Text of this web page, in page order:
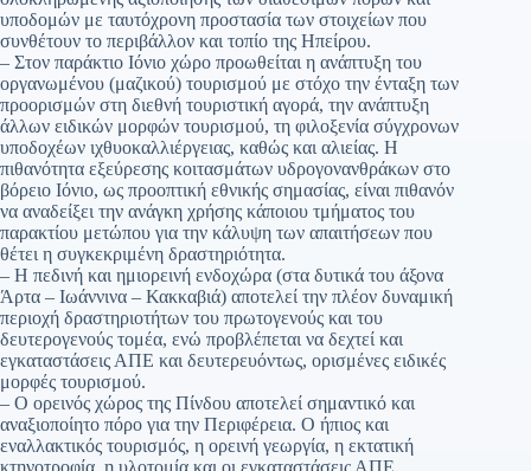
υποδομών με ταυτόχρονη προστασία των στοιχείων που
συνθέτουν το περιβάλλον και τοπίο της Ηπείρου.
– Στον παράκτιο Ιόνιο χώρο προωθείται η ανάπτυξη του
οργανωμένου (μαζικού) τουρισμού με στόχο την ένταξη των
προορισμών στη διεθνή τουριστική αγορά, την ανάπτυξη
άλλων ειδικών μορφών τουρισμού, τη φιλοξενία σύγχρονων
υποδοχέων ιχθυοκαλλιέργειας, καθώς και αλιείας. Η
πιθανότητα εξεύρεσης κοιτασμάτων υδρογονανθράκων στο
βόρειο Ιόνιο, ως προοπτική εθνικής σημασίας, είναι πιθανόν
να αναδείξει την ανάγκη χρήσης κάποιου τμήματος του
παρακτίου μετώπου για την κάλυψη των απαιτήσεων που
θέτει η συγκεκριμένη δραστηριότητα.
– Η πεδινή και ημιορεινή ενδοχώρα (στα δυτικά του άξονα
Άρτα – Ιωάννινα – Κακκαβιά) αποτελεί την πλέον δυναμική
περιοχή δραστηριοτήτων του πρωτογενούς και του
δευτερογενούς τομέα, ενώ προβλέπεται να δεχτεί και
εγκαταστάσεις ΑΠΕ και δευτερευόντως, ορισμένες ειδικές
μορφές τουρισμού.
– Ο ορεινός χώρος της Πίνδου αποτελεί σημαντικό και
αναξιοποίητο πόρο για την Περιφέρεια. Ο ήπιος και
εναλλακτικός τουρισμός, η ορεινή γεωργία, η εκτατική
κτηνοτροφία, η υλοτομία και οι εγκαταστάσεις ΑΠΕ,